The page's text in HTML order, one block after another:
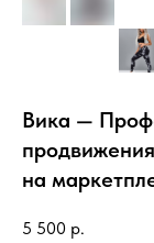
Вика —
на
5 500 р.